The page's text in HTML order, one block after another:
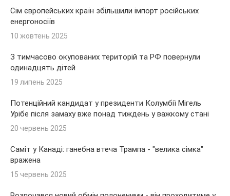
Сім європейських країн збільшили імпорт російських
енергоносіїв
10 жовтень 2025
З тимчасово окупованих територій та РФ повернули
одинадцять дітей
19 липень 2025
Потенційний кандидат у президенти Колумбії Мігель
Урібе після замаху вже понад тиждень у важкому стані
20 червень 2025
Саміт у Канаді: ганебна втеча Трампа - "велика сімка"
вражена
15 червень 2025